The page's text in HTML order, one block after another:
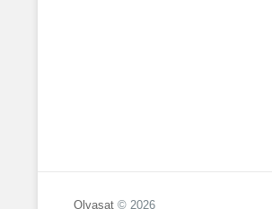
Olvasat © 2026